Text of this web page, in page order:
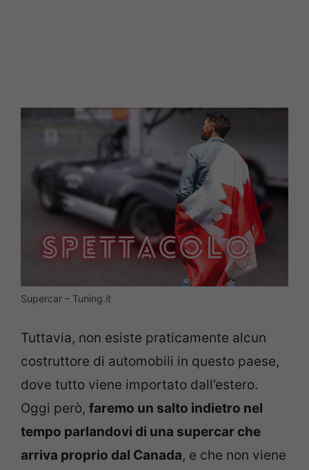
Supercar – Tuning.it
Tuttavia, non esiste praticamente alcun
costruttore di automobili in questo paese,
dove tutto viene importato dall’estero.
Oggi però, faremo un salto indietro nel
tempo parlandovi di una supercar che
arriva proprio dal Canada, e che non viene